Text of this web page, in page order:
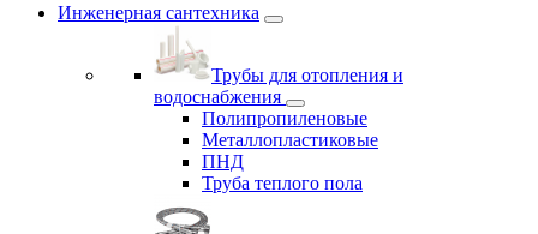
Инженерная сантехника
Трубы для отопления и
водоснабжения
Полипропиленовые
Металлопластиковые
ПНД
Труба теплого пола